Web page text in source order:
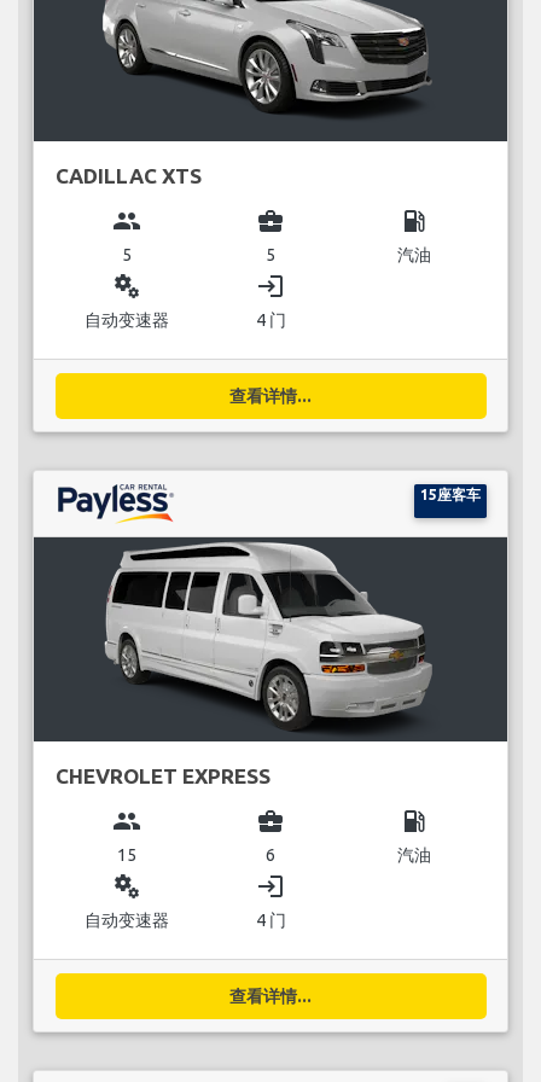
CADILLAC XTS
group
5
business_center
5
local_gas_station
汽油
miscellaneous_services
自动变速器
login
4 门
查看详情...
15座客车
CHEVROLET EXPRESS
group
15
business_center
6
local_gas_station
汽油
miscellaneous_services
自动变速器
login
4 门
查看详情...